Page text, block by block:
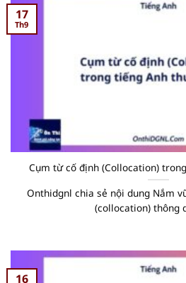
Cụm từ cố định (Collocation)
Onthidgnl chia sẻ nội dung Nắm
(collocation) thông
17
Th9
16